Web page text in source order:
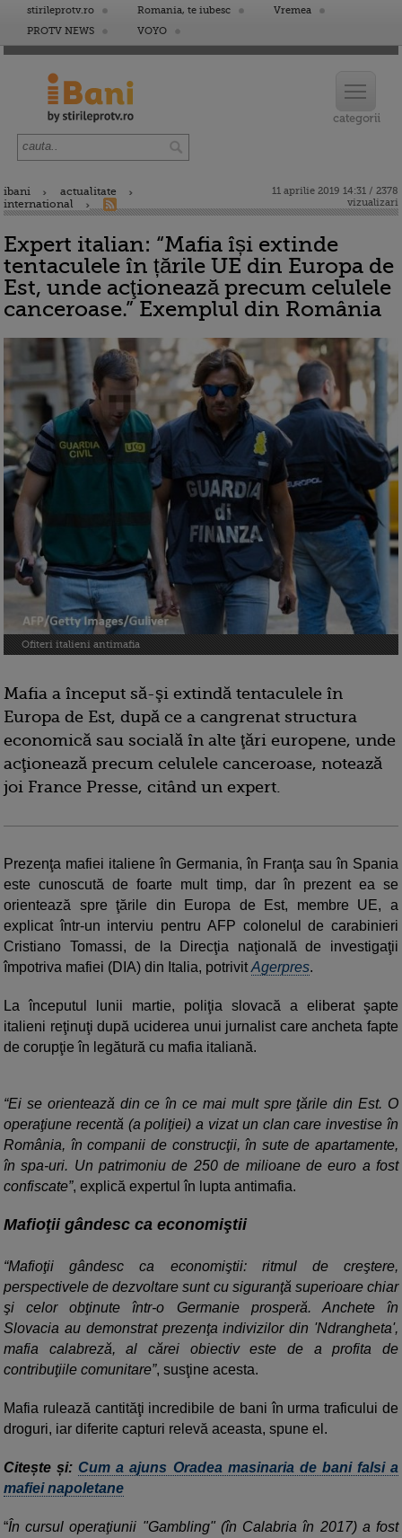
stirileprotv.ro Romania, te iubesc
Vremea
PROTV NEWS
VOYO
ibani
actualitate
international
11 aprilie 2019 14:31 / 2378
vizualizari
Expert italian: “Mafia își extinde
tentaculele în țările UE din Europa de
Est, unde acţionează precum celulele
canceroase.” Exemplul din România
Ofiteri italieni antimafia
Mafia a început să-şi extindă tentaculele în
Europa de Est, după ce a cangrenat structura
economică sau socială în alte ţări europene, unde
acţionează precum celulele canceroase, notează
joi France Presse, citând un expert.
Prezenţa mafiei italiene în Germania, în Franţa sau în Spania
este cunoscută de foarte mult timp, dar în prezent ea se
orientează spre ţările din Europa de Est, membre UE, a
explicat într-un interviu pentru AFP colonelul de carabinieri
Cristiano Tomassi, de la Direcţia naţională de investigaţii
împotriva mafiei (DIA) din Italia, potrivitAgerpres.
La începutul lunii martie, poliţia slovacă a eliberat şapte
italieni reţinuţi după uciderea unui jurnalist care ancheta fapte
de corupţie în legătură cu mafia italiană.
“Ei se orientează din ce în ce mai mult spre ţările din Est. O
operaţiune recentă (a poliţiei) a vizat un clan care investise în
România, în companii de construcţii, în sute de apartamente,
în spa-uri. Un patrimoniu de 250 de milioane de euro a fost
confiscate”, explică expertul în lupta antimafia.
Mafioţii gândesc ca economiştii
“Mafioţii gândesc ca economiştii: ritmul de creştere,
perspectivele de dezvoltare sunt cu siguranţă superioare chiar
şi celor obţinute într-o Germanie prosperă. Anchete în
Slovacia au demonstrat prezenţa indivizilor din 'Ndrangheta',
mafia calabreză, al cărei obiectiv este de a profita de
contribuţiile comunitare”, susţine acesta.
Mafia rulează cantităţi incredibile de bani în urma traficului de
droguri, iar diferite capturi relevă aceasta, spune el.
Citește și: Cum a ajuns Oradea masinaria de bani falsi a
mafiei napoletane
“În cursul operaţiunii "Gambling" (în Calabria în 2017) a fost